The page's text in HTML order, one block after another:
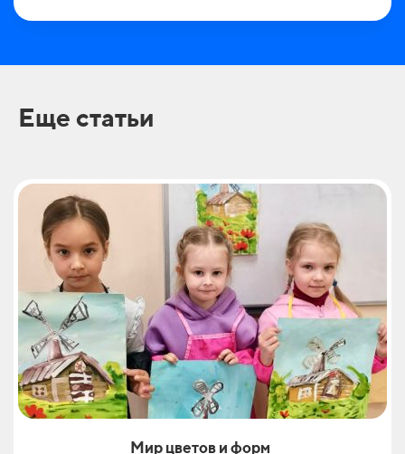
Еще статьи
Мир цветов и форм